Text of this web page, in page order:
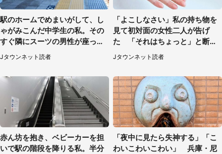
駅のホームでめまいがして、し
ゃがみこんだ中学生の私。その
すぐ隣にスーツの男性が座って
きて（千葉県・20代女性）
Jタウンネット読者
「よこしなさい」私の持ち物を
見て初対面の女性二人が告げ
た 「それはちょっと」と断っ
たわけ（東京都・40代女性）
Jタウンネット読者
赤ん坊を抱き、ベビーカーを担
いで駅の階段を降りる私。半分
「夜中に見たら失神する」「こ
わいこわいこわい」 兵庫・尼